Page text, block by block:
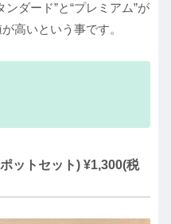
ダード”と“プレミアム”が
高いという事です。
ットセット) ¥1,300(税